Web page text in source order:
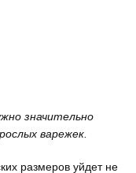
значительно
варежек.
размеров уйдет не